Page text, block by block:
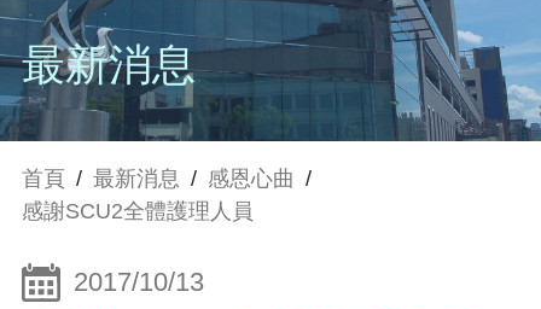
最新消息
首頁 / 最新消息 / 感恩心曲 /
感謝SCU2全體護理人員
2017/10/13